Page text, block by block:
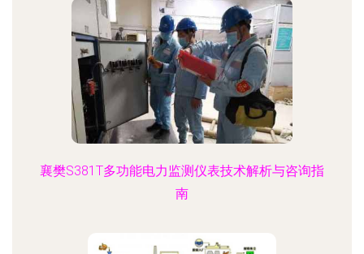
襄樊S381T多功能电力监测仪表技术解析与咨询指
南